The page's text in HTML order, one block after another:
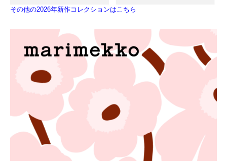
その他の2026年新作コレクションはこちら